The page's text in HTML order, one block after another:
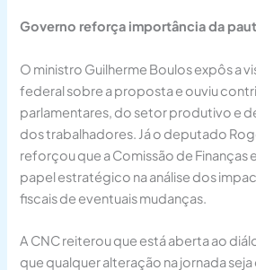
Governo reforça importância da
O ministro Guilherme Boulos expôs a
federal sobre a proposta e ouviu
parlamentares, do setor produtivo e
dos trabalhadores. Já o deputado
reforçou que a Comissão de Finanças
papel estratégico na análise dos
fiscais de eventuais mudanças.
A CNC reiterou que está aberta ao
que qualquer alteração na jornada